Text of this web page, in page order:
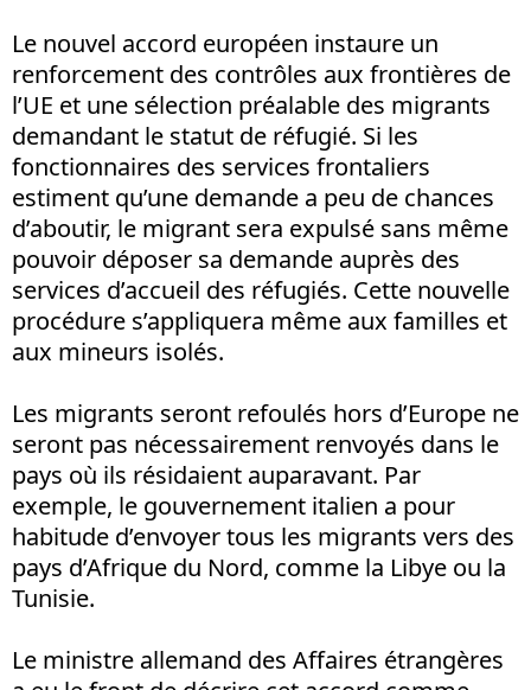
Le nouvel accord européen instaure un
renforcement des contrôles aux frontières de
l’UE et une sélection préalable des migrants
demandant le statut de réfugié. Si les
fonctionnaires des services frontaliers
estiment qu’une demande a peu de chances
d’aboutir, le migrant sera expulsé sans même
pouvoir déposer sa demande auprès des
services d’accueil des réfugiés. Cette nouvelle
procédure s’appliquera même aux familles et
aux mineurs isolés.
Les migrants seront refoulés hors d’Europe ne
seront pas nécessairement renvoyés dans le
pays où ils résidaient auparavant. Par
exemple, le gouvernement italien a pour
habitude d’envoyer tous les migrants vers des
pays d’Afrique du Nord, comme la Libye ou la
Tunisie.
Le ministre allemand des Affaires étrangères